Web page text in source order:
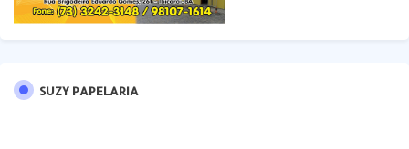
SUZY PAPELARIA